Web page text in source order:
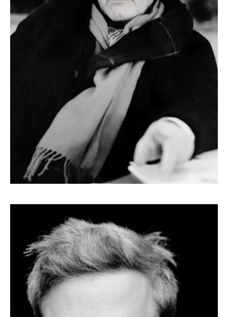
HUGO PRATT
Disegnatore, autore, sceneggiatore